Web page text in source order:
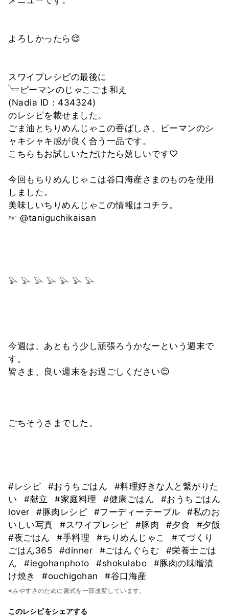
よろしかったら😌
スワイプレシピの最後に
𓎪ピーマンのじゃこごま和え
(Nadia ID：434324)
のレシピを載せました。
ごま油とちりめんじゃこの香ばしさ、ピーマンのシ
ャキシャキ感が良く合う一品です。
こちらもお試しいただけたら嬉しいです♡
今回もちりめんじゃこは谷口海産さまのものを使用
しました。
美味しいちりめんじゃこの情報はコチラ。
☞ @taniguchikaisan
𓅪 𓅪 𓅪 𓅪 𓅪 𓅪 𓅪
今週は、あともう少し頑張ろうかなーという週末で
す。
皆さま、良い週末をお過ごしください😌
ごちそうさまでした。
#レシピ #おうちごはん
#料理好きな人と繋がりた
い
#献立 #家庭料理 #健康ごはん
#おうちごはん
lover
#豚肉レシピ #フーディーテーブル
#私のお
いしい写真
#スワイプレシピ #豚肉 #夕食
#夕飯
#夜ごはん
#手料理 #ちりめんじゃこ
#てづくり
ごはん365
#dinner #ごはんぐらむ
#栄養士ごは
ん
#iegohanphoto #shokulabo
#豚肉の味噌漬
け焼き
#ouchigohan #谷口海産
※みやすさのために書式を一部改変しています。
このレシピをシェアする